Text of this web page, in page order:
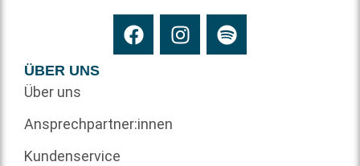
ÜBER UNS
Über uns
Ansprechpartner:innen
Kundenservice